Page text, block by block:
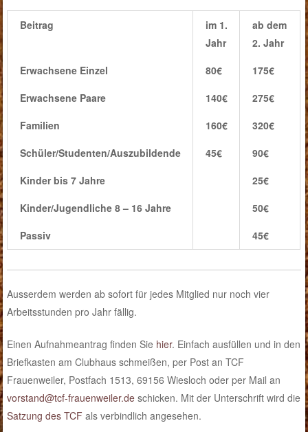
Beitrag
im 1.
Jahr
ab dem
2. Jahr
Erwachsene Einzel
80€
175€
Erwachsene Paare
140€
275€
Familien
160€
320€
Schüler/Studenten/Auszubildende
45€
90€
Kinder bis 7 Jahre
25€
Kinder/Jugendliche 8 – 16 Jahre
50€
Passiv
45€
Ausserdem werden ab sofort für jedes Mitglied nur noch vier
Arbeitsstunden pro Jahr fällig.
Einen Aufnahmeantrag finden Sie hier. Einfach ausfüllen und in den
Briefkasten am Clubhaus schmeißen, per Post an TCF
Frauenweiler, Postfach 1513, 69156 Wiesloch oder per Mail an
vorstand@tcf-frauenweiler.de schicken. Mit der Unterschrift wird die
Satzung des TCFals verbindlich angesehen.